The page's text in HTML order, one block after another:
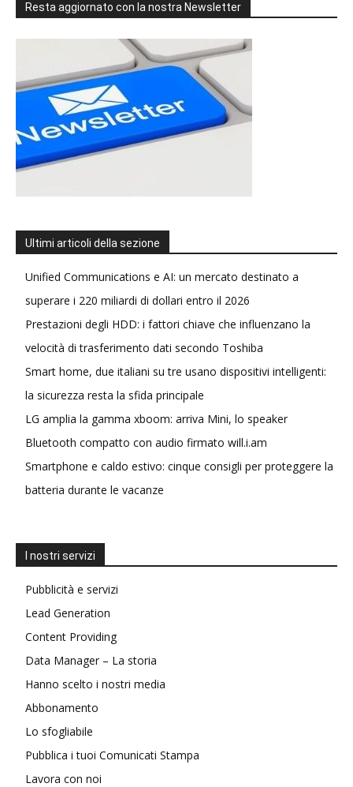
Resta aggiornato con la nostra Newsletter
Ultimi articoli della sezione
Unified Communications e AI: un mercato destinato a
superare i 220 miliardi di dollari entro il 2026
Prestazioni degli HDD: i fattori chiave che influenzano la
velocità di trasferimento dati secondo Toshiba
Smart home, due italiani su tre usano dispositivi intelligenti:
la sicurezza resta la sfida principale
LG amplia la gamma xboom: arriva Mini, lo speaker
Bluetooth compatto con audio firmato will.i.am
Smartphone e caldo estivo: cinque consigli per proteggere la
batteria durante le vacanze
I nostri servizi
Pubblicità e servizi
Lead Generation
Content Providing
Data Manager – La storia
Hanno scelto i nostri media
Abbonamento
Lo sfogliabile
Pubblica i tuoi Comunicati Stampa
Lavora con noi